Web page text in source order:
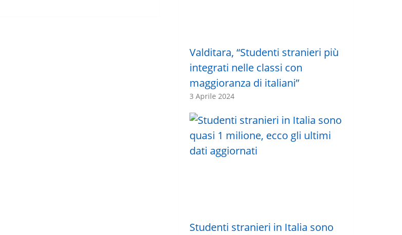
Valditara, “Studenti stranieri più
integrati nelle classi con
maggioranza di italiani”
3 Aprile 2024
Studenti stranieri in Italia sono